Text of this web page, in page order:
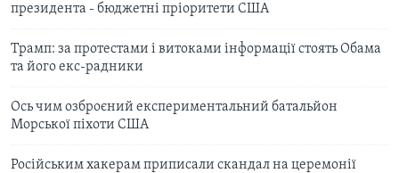
президента - бюджетні пріоритети США
Трамп: за протестами і витоками інформації стоять Обама
та його екс-радники
Ось чим озброєний експериментальний батальйон
Морської піхоти США
Російським хакерам приписали скандал на церемонії